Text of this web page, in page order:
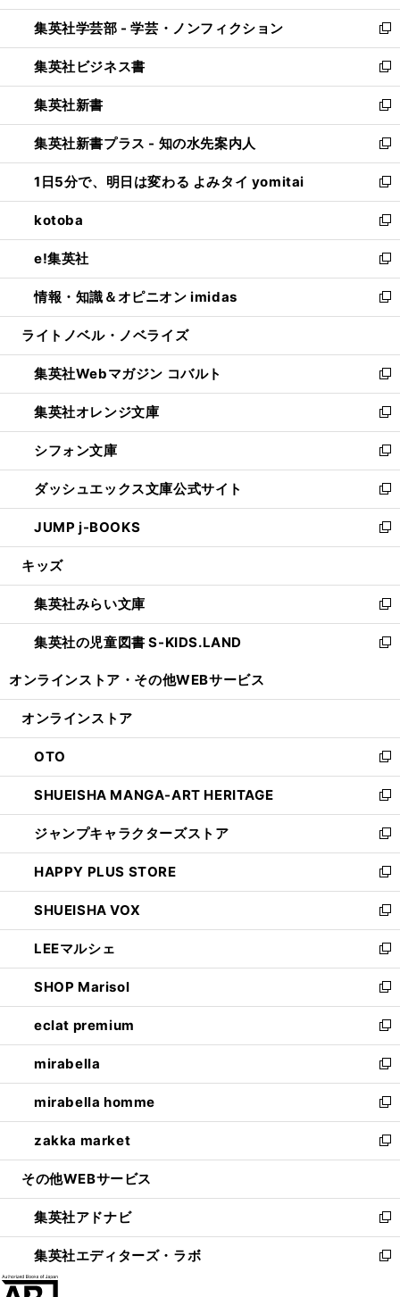
開
く
ウ
で
開
く
ン
ド
ウ
で
開
く
ウ
ィ
ン
ド
ウ
で
開
く
集英社学芸部 - 学芸・ノンフィクション
新
し
い
ウ
ィ
ン
ド
ウ
で
開
く
集英社ビジネス書
新
し
い
ウ
ィ
ン
ド
ウ
で
開
く
集英社新書
新
し
い
ウ
ィ
ン
ド
ウ
で
開
く
集英社新書プラス - 知の水先案内人
新
し
い
ウ
ィ
ン
ド
ウ
で
開
1日5分で、明日は変わる よみタイ yomitai
新
し
い
ウ
ィ
ン
ド
ウ
開
く
kotoba
新
し
い
ウ
ィ
ン
ウ
で
開
く
e!集英社
新
し
い
ウ
ン
ド
ウ
で
開
く
情報・知識＆オピニオン imidas
新
し
ウ
ィ
ン
ド
ウ
で
開
く
ライトノベル・ノベライズ
集英社Webマガジン コバルト
新
し
い
ウ
ィ
ン
ド
ウ
で
開
集英社オレンジ文庫
新
し
い
ウ
ィ
ン
ド
ウ
開
く
シフォン文庫
新
し
い
ウ
ィ
ン
ウ
で
開
く
ダッシュエックス文庫公式サイト
新
し
い
ウ
ン
ド
ウ
で
JUMP j-BOOKS
新
し
ウ
ィ
ン
ド
開
キッズ
集英社みらい文庫
新
し
い
ン
ウ
で
開
く
集英社の児童図書 S-KIDS.LAND
新
ウ
ン
ド
ウ
で
開
く
オンラインストア・ その他WEBサービス
オンラインストア
OTO
新
し
い
ウ
ィ
ン
ド
ウ
で
開
く
SHUEISHA MANGA-ART HERITAGE
新
し
い
ウ
ィ
ン
ド
ウ
で
開
く
ジャンプキャラクターズストア
新
し
い
ウ
ィ
ン
ド
ウ
で
開
く
HAPPY PLUS STORE
新
し
い
ウ
ィ
ン
ド
ウ
で
開
く
SHUEISHA VOX
新
し
い
ウ
ィ
ン
ド
ウ
で
開
く
LEEマルシェ
新
し
い
ウ
ィ
ン
ド
ウ
で
開
く
SHOP Marisol
新
し
い
ウ
ィ
ン
ド
ウ
で
開
eclat premium
新
し
い
ウ
ィ
ン
ド
ウ
開
く
mirabella
新
し
い
ウ
ィ
ン
ウ
で
開
く
mirabella homme
新
し
い
ウ
ン
ド
ウ
で
zakka market
新
し
ウ
ィ
ン
ド
その他WEBサービス
集英社アドナビ
新
し
い
集英社エディターズ・ラボ
新